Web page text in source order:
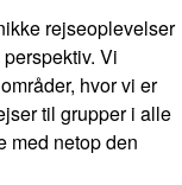
rejseoplevelser
Vi
hvor vi er
til grupper i alle
med netop den